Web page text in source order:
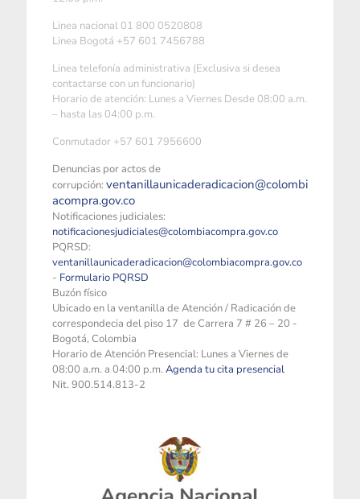
Linea nacional 01 800 0520808
Linea Bogotá +57 601 7456788
Linea telefonía administrativa (Exclusiva si desea
contactarse con un funcionario)
Horario de atención: Lunes a Viernes Desde 08:00 a.m.
– hasta las 04:00 p.m.
Conmutador +57 601 7956600
Denuncias por actos de
corrupción: ventanillaunicaderadicacion@colombi
acompra.gov.co
Notificaciones judiciales:
notificacionesjudiciales@colombiacompra.gov.co
PQRSD:
ventanillaunicaderadicacion@colombiacompra.gov.co
- Formulario PQRSD
Buzón físico
Ubicado en la ventanilla de Atención / Radicación de
correspondecia del piso 17 de Carrera 7 # 26 – 20 -
Bogotá, Colombia
Horario de Atención Presencial: Lunes a Viernes de
08:00 a.m. a 04:00 p.m. Agenda tu cita presencial
Nit. 900.514.813-2